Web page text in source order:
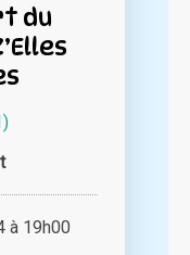
du
19h00